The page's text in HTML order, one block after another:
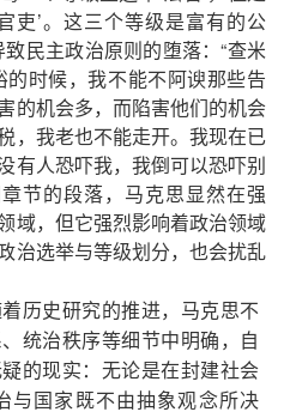
吏’。这三个等级是富有的公
民主政治原则的堕落：“查米
时候，我不能不阿谀那些告
的机会多，而陷害他们的机会
，我老也不能走开。我现在已
有人恐吓我，我倒可以恐吓别
节的段落，马克思显然在强
域，但它强烈影响着政治领域
治选举与等级划分，也会扰乱
历史研究的推进，马克思不
统治秩序等细节中明确，自
的现实：无论是在封建社会
与国家既不由抽象观念所决